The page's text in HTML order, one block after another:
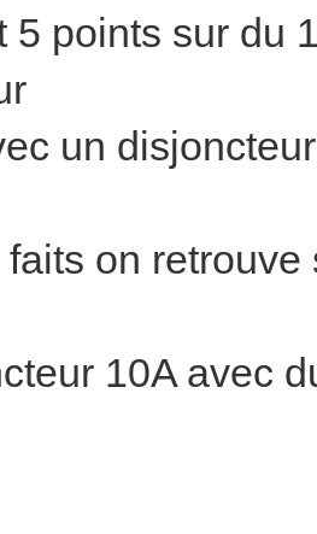
5 points sur du
un
on
10A avec